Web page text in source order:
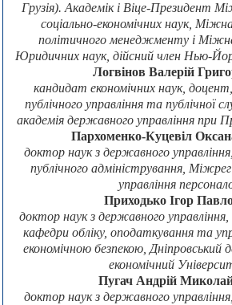
Грузія). Академік і Віце-Президент
соціально-економічних наук,
політичного менеджменту і
Юридичних наук, дійсний член Нью-
Логвінов Валерій
кандидат економічних наук,
публічного управління та публічної
академія державного управління при
Пархоменко-Куцевіл
доктор наук з державного
публічного адміністрування,
управління
Приходько Ігор
доктор наук з державного управління,
кафедри обліку, оподаткування та
економічною безпекою, Дніпровський
економічний
Пугач Андрій
доктор наук з державного